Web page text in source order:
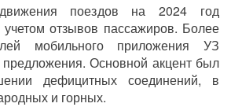
поездов на 2024 год
отзывов пассажиров. Более
мобильного приложения УЗ
Основной акцент был
дефицитных соединений, в
и горных.